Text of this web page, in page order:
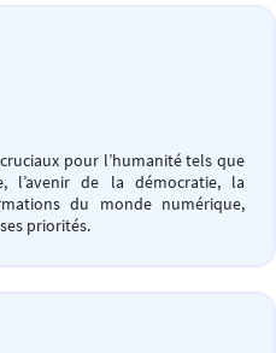
pour l’humanité tels que
l’avenir de la démocratie, la
du monde numérique,
priorités.